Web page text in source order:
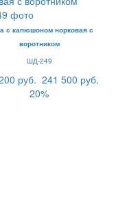
с капюшоном норковая с
воротником
ШД-249
руб. 241 500 руб.
20%